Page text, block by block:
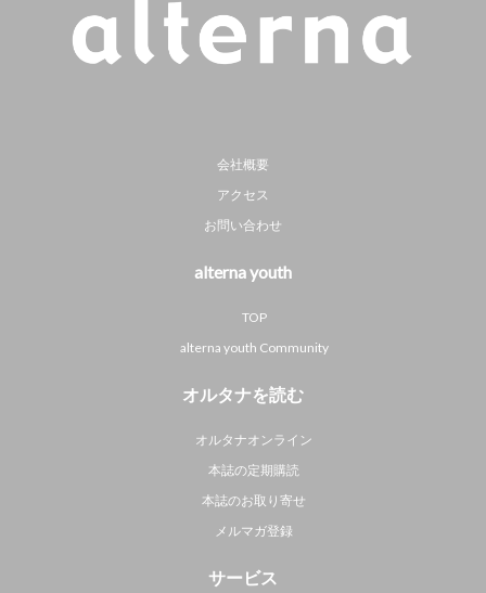
会社概要
アクセス
お問い合わせ
alterna youth
TOP
alterna youth Community
オルタナを読む
オルタナオンライン
本誌の定期購読
本誌のお取り寄せ
メルマガ登録
サービス